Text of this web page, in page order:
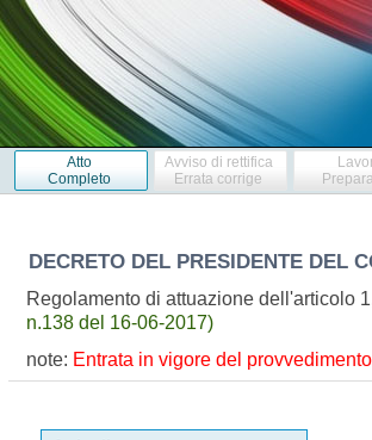
Atto
Completo
Avviso di rettifica
Errata corrige
DECRETO DEL PRESIDENTE DEL
Regolamento di attuazione dell'articolo
n.138 del 16-06-2017)
note: Entrata in vigore del